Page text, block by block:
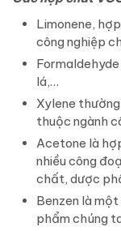
Limonene,
công nghiệp
lá,…
Xylene
thuộc ngành
Acetone là
nhiều công
chất, dược
Benzen là
phẩm chúng